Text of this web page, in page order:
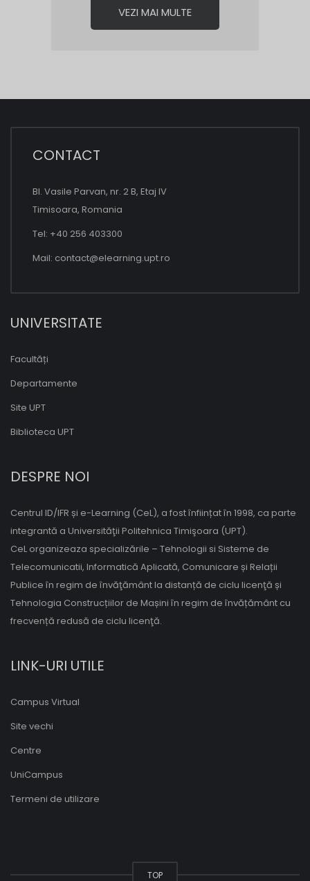
VEZI MAI MULTE
CONTACT
Bl. Vasile Parvan, nr. 2 B, Etaj IV
Timisoara, Romania
Tel: +40 256 403300
Mail: contact@elearning.upt.ro
UNIVERSITATE
Facultăți
Departamente
Site UPT
Biblioteca UPT
DESPRE NOI
Centrul ID/IFR și e-Learning (CeL), a fost înființat în 1998, ca parte
integrantă a Universităţii Politehnica Timişoara (UPT).
CeL organizeaza specializările – Tehnologii si Sisteme de
Telecomunicatii, Informatică Aplicată, Comunicare și Relații
Publice în regim de învăţământ la distanță de ciclu licenţă și
Tehnologia Construcțiilor de Mașini în regim de învățământ cu
frecvență redusă de ciclu licenţă.
LINK-URI UTILE
Campus Virtual
Site vechi
Centre
UniCampus
Termeni de utilizare
TOP